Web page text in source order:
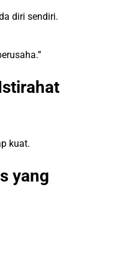
diri sendiri.
kuat.
yang